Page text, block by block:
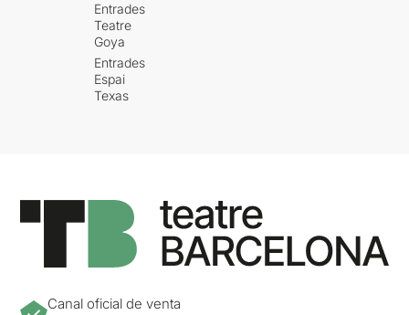
Entrades
Teatre
Goya
Entrades
Espai
Texas
Canal oficial de venta